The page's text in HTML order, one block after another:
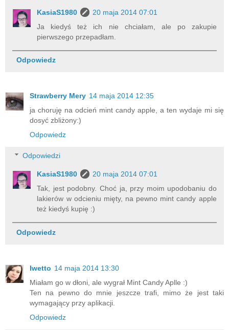
KasiaS1980
20 maja 2014 07:01
Ja kiedyś też ich nie chciałam, ale po zakupie
pierwszego przepadłam.
Odpowiedz
Strawberry Mery 14 maja 2014 12:35
ja choruję na odcień mint candy apple, a ten wydaje mi się
dosyć zbliżony:)
Odpowiedz
Odpowiedzi
KasiaS1980
20 maja 2014 07:01
Tak, jest podobny. Choć ja, przy moim upodobaniu do
lakierów w odcieniu mięty, na pewno mint candy apple
też kiedyś kupię :)
Odpowiedz
Iwetto 14 maja 2014 13:30
Miałam go w dłoni, ale wygrał Mint Candy Aplle :)
Ten na pewno do mnie jeszcze trafi, mimo że jest taki
wymagający przy aplikacji.
Odpowiedz